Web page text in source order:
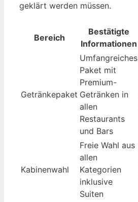
geklärt werden müssen.
Bereich
Bestätigte
Informationen
Getränkepaket
Umfangreiches
Paket mit
Premium-
Getränken in
allen
Restaurants
und Bars
Kabinenwahl
Freie Wahl aus
allen
Kategorien
inklusive
Suiten